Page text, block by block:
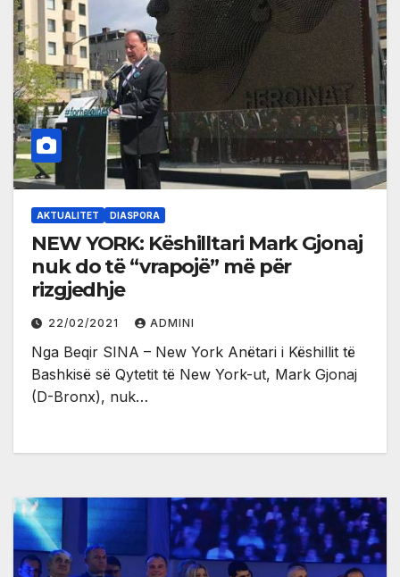
AKTUALITET DIASPORA
NEW YORK: Këshilltari Mark Gjonaj
nuk do të “vrapojë” më për
rizgjedhje
22/02/2021 ADMINI
Nga Beqir SINA – New York Anëtari i Këshillit të
Bashkisë së Qytetit të New York-ut, Mark Gjonaj
(D-Bronx), nuk…